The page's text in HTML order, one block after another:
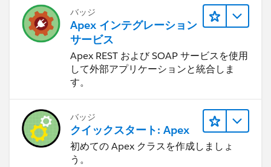
バッジ
Apex インテグレーション
サービス
Apex REST および SOAP サービスを使用
して外部アプリケーションと統合しま
す。
バッジ
クイックスタート: Apex
初めての Apex クラスを作成しましょ
う。